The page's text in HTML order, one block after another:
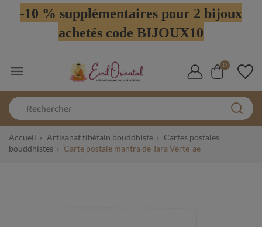
-10 % supplémentaires pour 2 bijoux
achetés code BIJOUX10
 0
Accueil Artisanat tibétain bouddhiste
Cartes postales
bouddhistes
Carte postale mantra de Tara Verte-ae